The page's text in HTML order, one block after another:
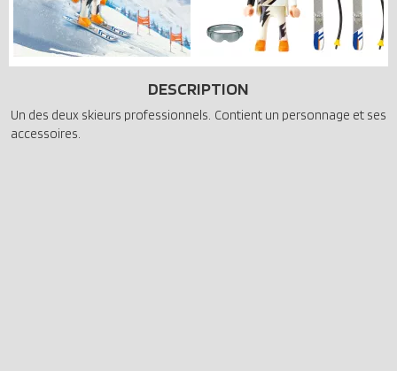
DESCRIPTION
Un des deux skieurs professionnels. Contient un personnage et ses
accessoires.